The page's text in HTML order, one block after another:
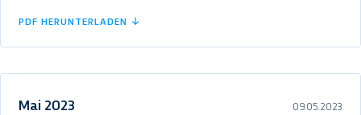
PDF HERUNTERLADEN ↓
Mai 2023 09.05.2023